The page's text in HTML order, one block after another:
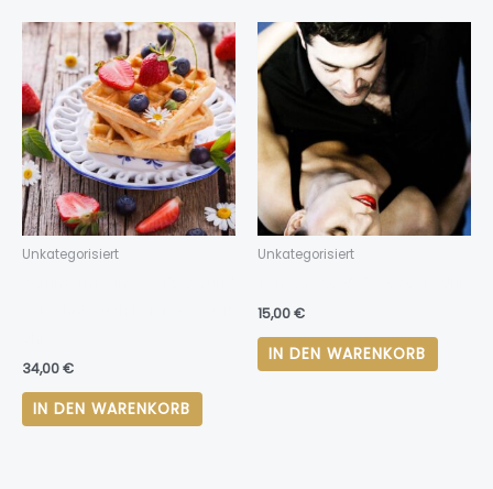
Unkategorisiert
34,00€
IN DEN WARENKORB
Unkategorisiert
15,00€
IN DEN WARENKORB